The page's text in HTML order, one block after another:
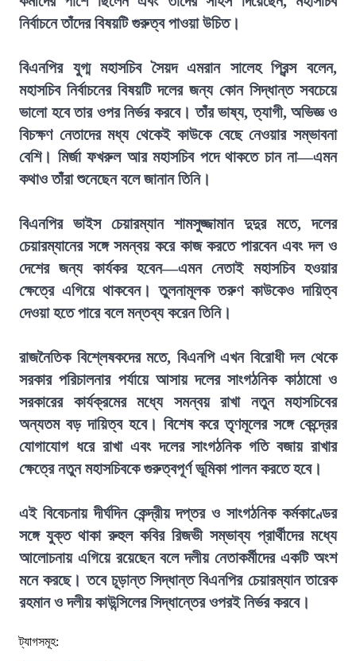
নির্বাচনে তাঁদের বিষয়টি গুরুত্ব পাওয়া উচিত।
বিএনপির যুগ্ম মহাসচিব সৈয়দ এমরান সালেহ প্রিন্স বলেন,
মহাসচিব নির্বাচনের বিষয়টি দলের জন্য কোন সিদ্ধান্ত সবচেয়ে
ভালো হবে তার ওপর নির্ভর করবে। তাঁর ভাষ্য, ত্যাগী, অভিজ্ঞ ও
বিচক্ষণ নেতাদের মধ্য থেকেই কাউকে বেছে নেওয়ার সম্ভাবনা
বেশি। মির্জা ফখরুল আর মহাসচিব পদে থাকতে চান না—এমন
কথাও তাঁরা শুনেছেন বলে জানান তিনি।
বিএনপির ভাইস চেয়ারম্যান শামসুজ্জামান দুদুর মতে, দলের
চেয়ারম্যানের সঙ্গে সমন্বয় করে কাজ করতে পারবেন এবং দল ও
দেশের জন্য কার্যকর হবেন—এমন নেতাই মহাসচিব হওয়ার
ক্ষেত্রে এগিয়ে থাকবেন। তুলনামূলক তরুণ কাউকেও দায়িত্ব
দেওয়া হতে পারে বলে মন্তব্য করেন তিনি।
রাজনৈতিক বিশ্লেষকদের মতে, বিএনপি এখন বিরোধী দল থেকে
সরকার পরিচালনার পর্যায়ে আসায় দলের সাংগঠনিক কাঠামো ও
সরকারের কার্যক্রমের মধ্যে সমন্বয় রাখা নতুন মহাসচিবের
অন্যতম বড় দায়িত্ব হবে। বিশেষ করে তৃণমূলের সঙ্গে কেন্দ্রের
যোগাযোগ ধরে রাখা এবং দলের সাংগঠনিক গতি বজায় রাখার
ক্ষেত্রে নতুন মহাসচিবকে গুরুত্বপূর্ণ ভূমিকা পালন করতে হবে।
এই বিবেচনায় দীর্ঘদিন কেন্দ্রীয় দপ্তর ও সাংগঠনিক কর্মকাণ্ডের
সঙ্গে যুক্ত থাকা রুহুল কবির রিজভী সম্ভাব্য প্রার্থীদের মধ্যে
আলোচনায় এগিয়ে রয়েছেন বলে দলীয় নেতাকর্মীদের একটি অংশ
মনে করছে। তবে চূড়ান্ত সিদ্ধান্ত বিএনপির চেয়ারম্যান তারেক
রহমান ও দলীয় কাউন্সিলের সিদ্ধান্তের ওপরই নির্ভর করবে।
ট্যাগসমূহ: